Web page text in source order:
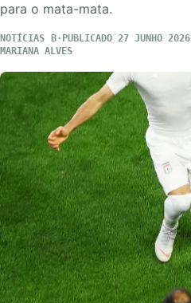
para o mata-mata.
NOTÍCIAS PUBLICADO 27 JUNHO 2026
MARIANA ALVES